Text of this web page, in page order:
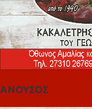
ΑΝΟΥΣΟΣ